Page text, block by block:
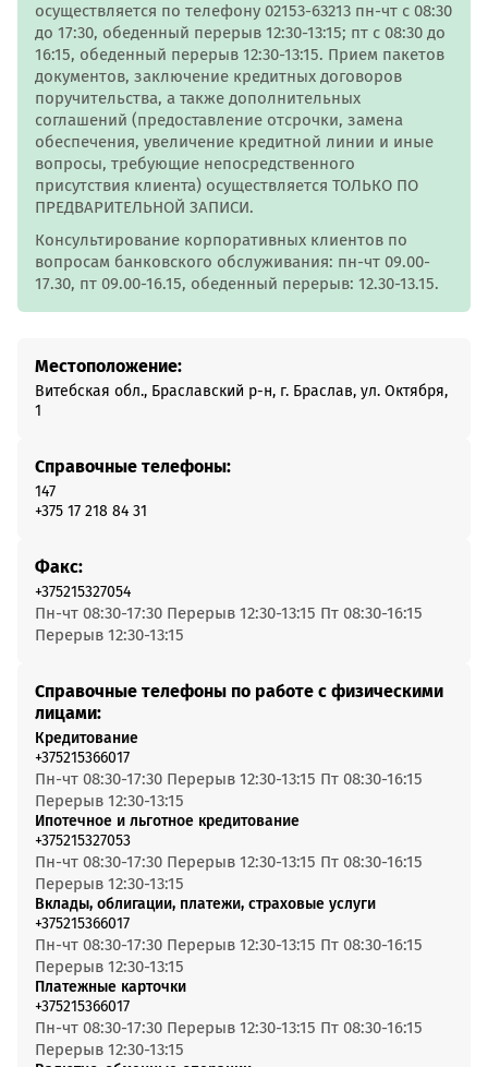
осуществляется по телефону 02153-63213 пн-чт с 08:30
до 17:30, обеденный перерыв 12:30-13:15; пт с 08:30 до
16:15, обеденный перерыв 12:30-13:15. Прием пакетов
документов, заключение кредитных договоров
поручительства, а также дополнительных
соглашений (предоставление отсрочки, замена
обеспечения, увеличение кредитной линии и иные
вопросы, требующие непосредственного
присутствия клиента) осуществляется ТОЛЬКО ПО
ПРЕДВАРИТЕЛЬНОЙ ЗАПИСИ.
Консультирование корпоративных клиентов по
вопросам банковского обслуживания: пн-чт 09.00-
17.30, пт 09.00-16.15, обеденный перерыв: 12.30-13.15.
Местоположение:
Витебская обл., Браславский р-н, г. Браслав, ул. Октября,
1
Справочные телефоны:
147
+375 17 218 84 31
Факс:
+375215327054
Пн-чт 08:30-17:30 Перерыв 12:30-13:15 Пт 08:30-16:15
Перерыв 12:30-13:15
Справочные телефоны по работе с физическими
лицами:
Кредитование
+375215366017
Пн-чт 08:30-17:30 Перерыв 12:30-13:15 Пт 08:30-16:15
Перерыв 12:30-13:15
Ипотечное и льготное кредитование
+375215327053
Пн-чт 08:30-17:30 Перерыв 12:30-13:15 Пт 08:30-16:15
Перерыв 12:30-13:15
Вклады, облигации, платежи, страховые услуги
+375215366017
Пн-чт 08:30-17:30 Перерыв 12:30-13:15 Пт 08:30-16:15
Перерыв 12:30-13:15
Платежные карточки
+375215366017
Пн-чт 08:30-17:30 Перерыв 12:30-13:15 Пт 08:30-16:15
Перерыв 12:30-13:15